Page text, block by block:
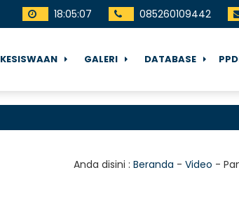
18:05:07 085260109442
KESISWAAN GALERI DATABASE
Anda disini : Beranda - Video -